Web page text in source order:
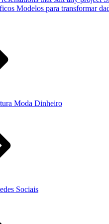
Modelos para transformar
Moda Dinheiro
Sociais